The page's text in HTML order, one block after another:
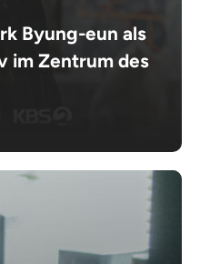
Byung-eun als
im Zentrum des